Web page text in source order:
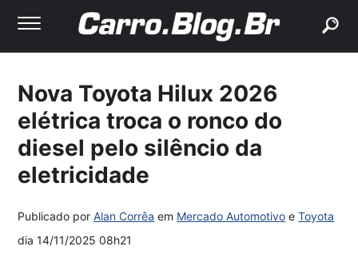
Nova Toyota Hilux 2026
elétrica troca o ronco do
diesel pelo silêncio da
eletricidade
Publicado porAlan Corrêa em Mercado Automotivo eToyota
dia14/11/2025 08h21